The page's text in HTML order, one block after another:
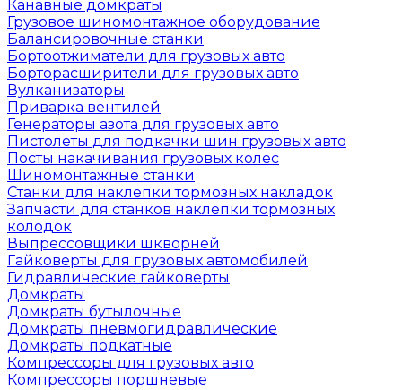
Канавные домкраты
Грузовое шиномонтажное оборудование
Балансировочные станки
Бортоотжиматели для грузовых авто
Борторасширители для грузовых авто
Вулканизаторы
Приварка вентилей
Генераторы азота для грузовых авто
Пистолеты для подкачки шин грузовых авто
Посты накачивания грузовых колес
Шиномонтажные станки
Станки для наклепки тормозных накладок
Запчасти для станков наклепки тормозных
колодок
Выпрессовщики шкворней
Гайковерты для грузовых автомобилей
Гидравлические гайковерты
Домкраты
Домкраты бутылочные
Домкраты пневмогидравлические
Домкраты подкатные
Компрессоры для грузовых авто
Компрессоры поршневые